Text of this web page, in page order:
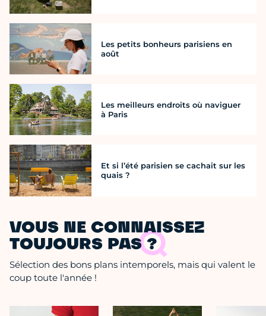
Les petits bonheurs parisiens en
août
Les meilleurs endroits où naviguer
à Paris
Et si l’été parisien se cachait sur les
quais ?
VOUS NE CONNAISSEZ
TOUJOURS PAS ?
Sélection des bons plans intemporels, mais qui valent le
coup toute l'année !